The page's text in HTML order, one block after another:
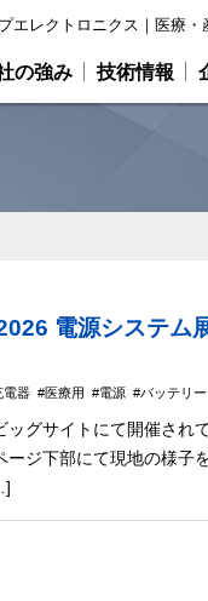
エレクトロニクス｜医療
の強み 技術情報
電源システム
電器 医療用 電源 バッテリー
グサイトにて開催され
ジ下部にて現地の様子